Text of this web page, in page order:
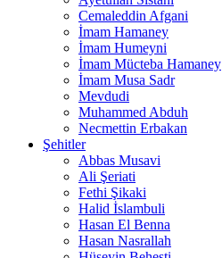
Cemaleddin Afgani
İmam Hamaney
İmam Humeyni
İmam Mücteba Hamaney
İmam Musa Sadr
Mevdudi
Muhammed Abduh
Necmettin Erbakan
Şehitler
Abbas Musavi
Ali Şeriati
Fethi Şikaki
Halid İslambuli
Hasan El Benna
Hasan Nasrallah